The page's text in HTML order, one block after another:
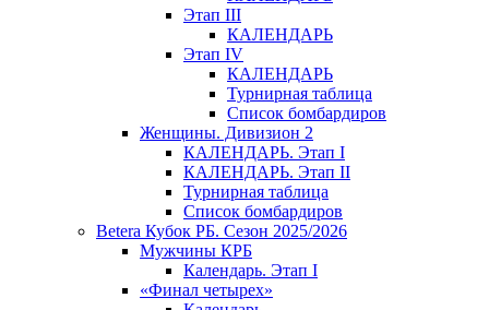
Этап III
КАЛЕНДАРЬ
Этап IV
КАЛЕНДАРЬ
Турнирная таблица
Список бомбардиров
Женщины. Дивизион 2
КАЛЕНДАРЬ. Этап I
КАЛЕНДАРЬ. Этап II
Турнирная таблица
Список бомбардиров
Betera Кубок РБ. Сезон 2025/2026
Мужчины КРБ
Календарь. Этап I
«Финал четырех»